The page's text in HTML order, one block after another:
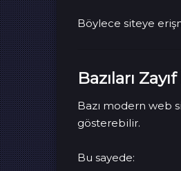
Böylece siteye
Bazıları
Bazı modern web
gösterebilir.
Bu sayede: